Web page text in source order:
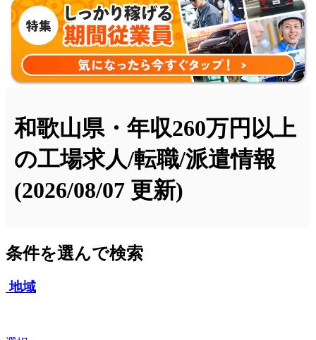
和歌山県・年収260万円以上
の工場求人/転職/派遣情報
(2026/08/07 更新)
条件を選んで検索
地域